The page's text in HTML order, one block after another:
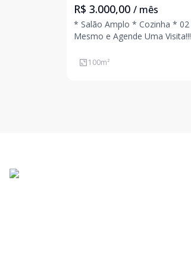
R$ 3.000,00 / mês
* Salão Amplo * Cozinha * 02 Banheiros Ligue Agora
Mesmo e Agende Uma Visita!!!
100m²